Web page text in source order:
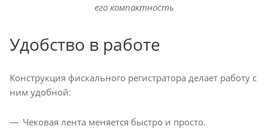
его компактность
Удобство в работе
Конструкция фискального регистратора делает работу с
ним удобной:
Чековая лента меняется быстро и просто.